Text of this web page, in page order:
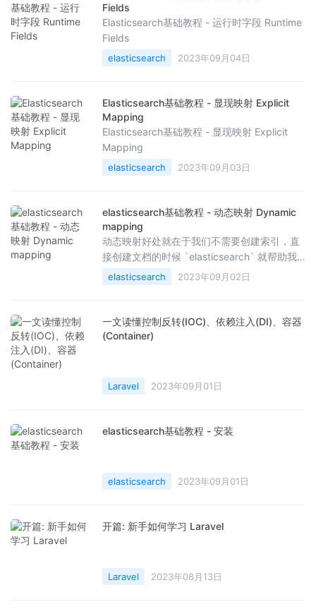
例如：- Prompt: "写一篇关于环保的文章开头
段落。"- AI模型可能的响应: "环境保护是当今
全
Fields
Elasticsearch基础教程 - 运行时字段 Runtime
Fields
elasticsearch 2023年09月04日
Elasticsearch基础教程 - 显现映射 Explicit
Mapping
Elasticsearch基础教程 - 显现映射 Explicit
Mapping
elasticsearch 2023年09月03日
elasticsearch基础教程 - 动态映射 Dynamic
mapping
动态映射好处就在于我们不需要创建索引，直
接创建文档的时候 `elasticsearch` 就帮助我
们创建了索引。
elasticsearch 2023年09月02日
一文读懂控制反转(IOC)、依赖注入(DI)、容器
(Container)
Laravel 2023年09月01日
elasticsearch基础教程 - 安装
elasticsearch 2023年09月01日
开篇: 新手如何学习 Laravel
Laravel 2023年08月13日